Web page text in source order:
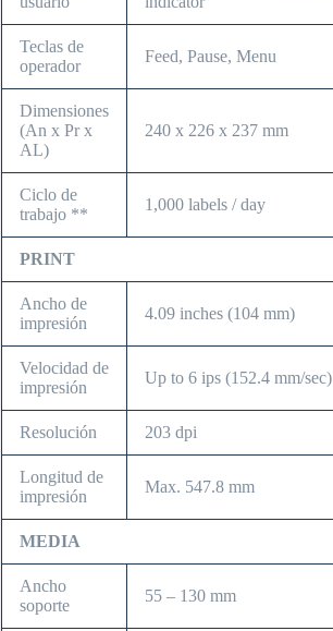
Teclas de
operador
Feed, Pause, Menu
Dimensiones
(An x Pr x
AL)
240 x 226 x 237 mm
Ciclo de
trabajo **
1,000 labels / day
PRINT
Ancho de
impresión
4.09 inches (104 mm)
Velocidad de
impresión
Up to 6 ips (152.4 mm/sec)
Resolución 203 dpi
Longitud de
impresión
Max. 547.8 mm
MEDIA
Ancho
soporte
55 – 130 mm